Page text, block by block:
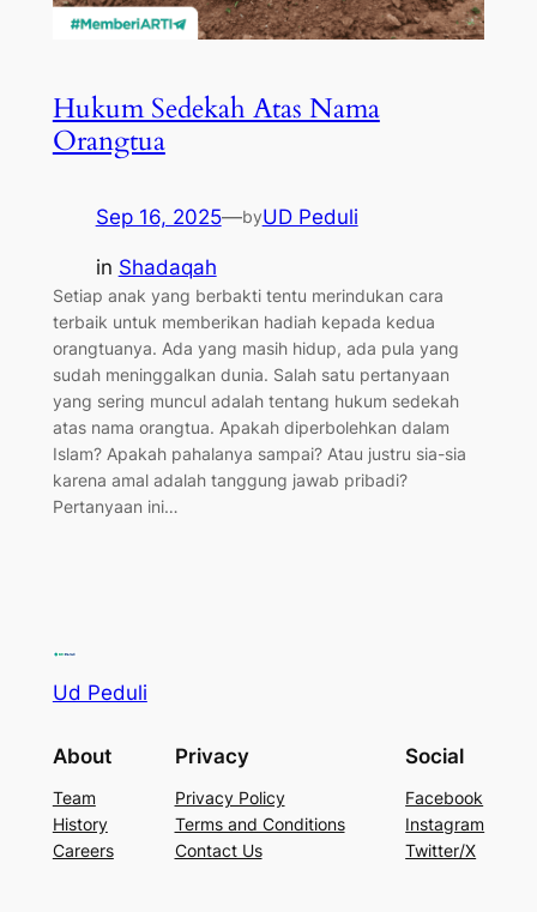
Hukum Sedekah Atas Nama
Orangtua
Sep 16, 2025—byUD Peduli
in Shadaqah
Setiap anak yang berbakti tentu merindukan cara
terbaik untuk memberikan hadiah kepada kedua
orangtuanya. Ada yang masih hidup, ada pula yang
sudah meninggalkan dunia. Salah satu pertanyaan
yang sering muncul adalah tentang hukum sedekah
atas nama orangtua. Apakah diperbolehkan dalam
Islam? Apakah pahalanya sampai? Atau justru sia-sia
karena amal adalah tanggung jawab pribadi?
Pertanyaan ini…
Ud Peduli
About
Team
History
Careers
Privacy
Privacy Policy
Terms and Conditions
Contact Us
Social
Facebook
Instagram
Twitter/X